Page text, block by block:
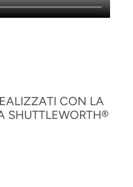
CON LA
SHUTTLEWORTH®